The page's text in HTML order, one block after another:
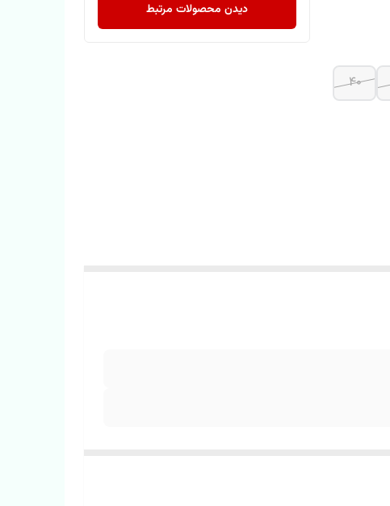
40
دیدن محصولات مرتبط